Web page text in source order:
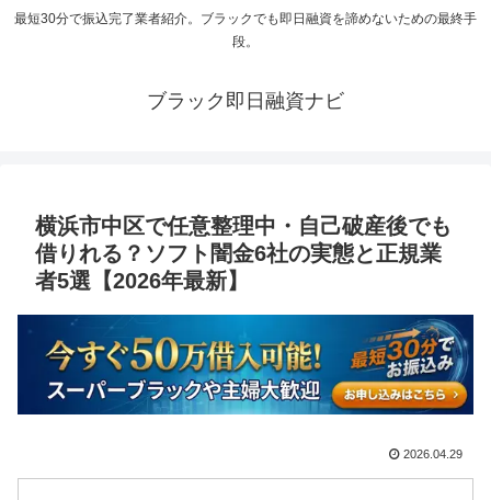
最短30分で振込完了業者紹介。ブラックでも即日融資を諦めないための最終手
段。
ブラック即日融資ナビ
横浜市中区で任意整理中・自己破産後でも
借りれる？ソフト闇金6社の実態と正規業
者5選【2026年最新】
2026.04.29